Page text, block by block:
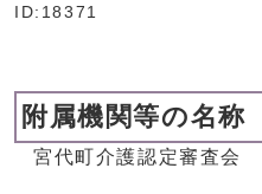
ID:18371
附属機関等の名称
宮代町介護認定審査会